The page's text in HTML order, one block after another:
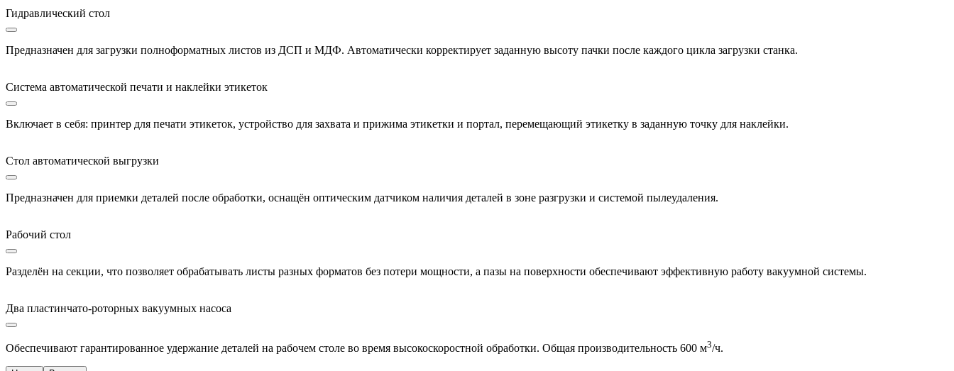
Гидравлический стол
Предназначен для загрузки полноформатных листов из ДСП и МДФ. Автоматически корректирует заданную высоту пачки после каждого цикла загрузки станка.
Система автоматической печати и наклейки этикеток
Включает в себя: принтер для печати этикеток, устройство для захвата и прижима этикетки и портал, перемещающий этикетку в заданную точку для наклейки.
Стол автоматической выгрузки
Предназначен для приемки деталей после обработки, оснащён оптическим датчиком наличия деталей в зоне разгрузки и системой пылеудаления.
Рабочий стол
Разделён на секции, что позволяет обрабатывать листы разных форматов без потери мощности, а пазы на поверхности обеспечивают эффективную работу вакуумной системы.
Два пластинчато-роторных вакуумных насоса
Обеспечивают гарантированное удержание деталей на рабочем столе во время высокоскоростной обработки. Общая производительность 600 м3/ч.